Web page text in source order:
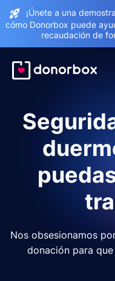
¡Únete a una
cómo Donorbox puede
recaudación de
Nos obsesionamos
donación para